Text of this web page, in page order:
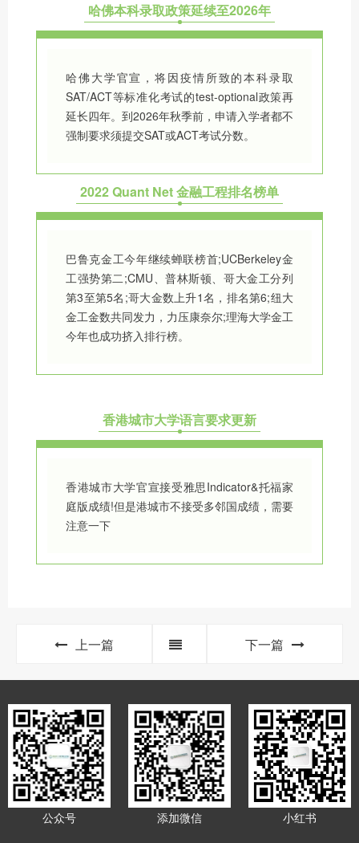
哈佛本科录取政策延续至2026年
哈佛大学官宣，将因疫情所致的本科录取
SAT/ACT等标准化考试的test-optional政策再
延长四年。到2026年秋季前，申请入学者都不
强制要求须提交SAT或ACT考试分数。
2022 Quant Net 金融工程排名榜单
巴鲁克金工今年继续蝉联榜首;UCBerkeley金
工强势第二;CMU、普林斯顿、哥大金工分列
第3至第5名;哥大金数上升1名，排名第6;纽大
金工金数共同发力，力压康奈尔;理海大学金工
今年也成功挤入排行榜。
香港城市大学语言要求更新
香港城市大学官宣接受雅思Indicator&托福家
庭版成绩!但是港城市不接受多邻国成绩，需要
注意一下
上一篇 下一篇
公众号 添加微信 小红书